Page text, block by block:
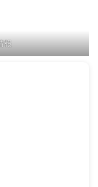
報